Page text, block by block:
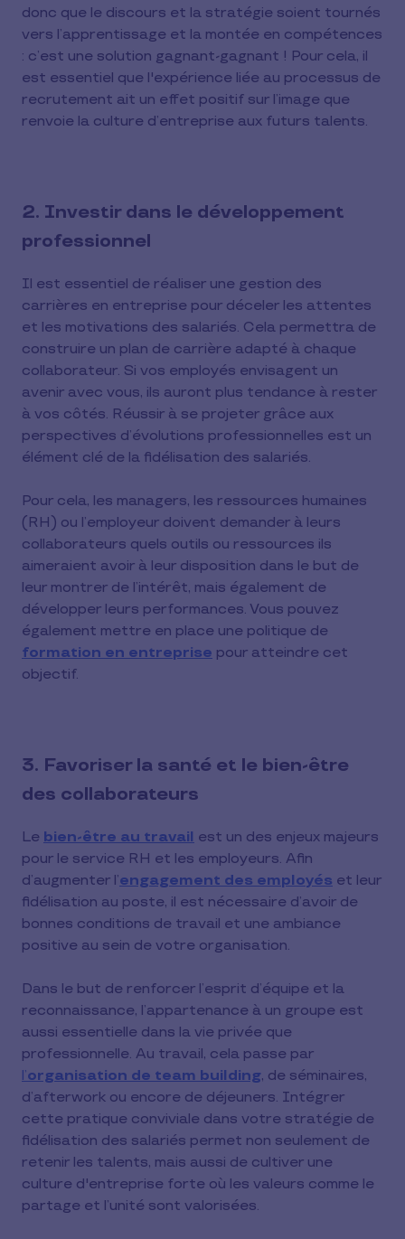
donc que le discours et la stratégie soient tournés
vers l’apprentissage et la montée en compétences
: c’est une solution gagnant-gagnant ! Pour cela, il
est essentiel que l'expérience liée au processus de
recrutement ait un effet positif sur l’image que
renvoie la culture d’entreprise aux futurs talents.
2. Investir dans le développement
professionnel
Il est essentiel de réaliser une gestion des
carrières en entreprise pour déceler les attentes
et les motivations des salariés. Cela permettra de
construire un plan de carrière adapté à chaque
collaborateur. Si vos employés envisagent un
avenir avec vous, ils auront plus tendance à rester
à vos côtés. Réussir à se projeter grâce aux
perspectives d’évolutions professionnelles est un
élément clé de la fidélisation des salariés.
Pour cela, les managers, les ressources humaines
(RH) ou l’employeur doivent demander à leurs
collaborateurs quels outils ou ressources ils
aimeraient avoir à leur disposition dans le but de
leur montrer de l’intérêt, mais également de
développer leurs performances. Vous pouvez
également mettre en place une politique de
formation en entreprise pour atteindre cet
objectif.
3. Favoriser la santé et le bien-être
des collaborateurs
Le bien-être au travail est un des enjeux majeurs
pour le service RH et les employeurs. Afin
d’augmenter l’engagement des employés et leur
fidélisation au poste, il est nécessaire d’avoir de
bonnes conditions de travail et une ambiance
positive au sein de votre organisation.
Dans le but de renforcer l’esprit d’équipe et la
reconnaissance, l’appartenance à un groupe est
aussi essentielle dans la vie privée que
professionnelle. Au travail, cela passe par
l’organisation de team building, de séminaires,
d’afterwork ou encore de déjeuners. Intégrer
cette pratique conviviale dans votre stratégie de
fidélisation des salariés permet non seulement de
retenir les talents, mais aussi de cultiver une
culture d'entreprise forte où les valeurs comme le
partage et l’unité sont valorisées.